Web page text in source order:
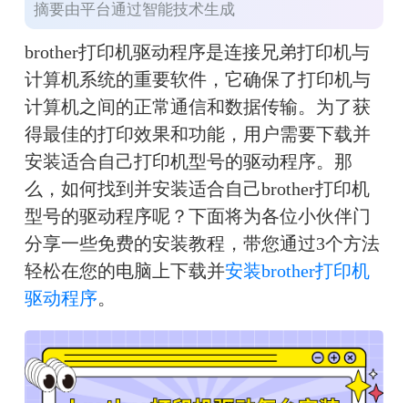
摘要由平台通过智能技术生成
brother打印机驱动程序是连接兄弟打印机与
计算机系统的重要软件，它确保了打印机与
计算机之间的正常通信和数据传输。为了获
得最佳的打印效果和功能，用户需要下载并
安装适合自己打印机型号的驱动程序。那
么，如何找到并安装适合自己brother打印机
型号的驱动程序呢？下面将为各位小伙伴门
分享一些免费的安装教程，带您通过3个方法
轻松在您的电脑上下载并安装brother打印机
驱动程序。